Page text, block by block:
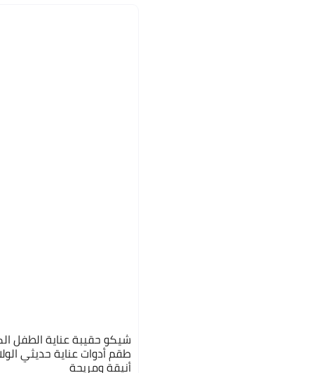
أنيقة ومريحة